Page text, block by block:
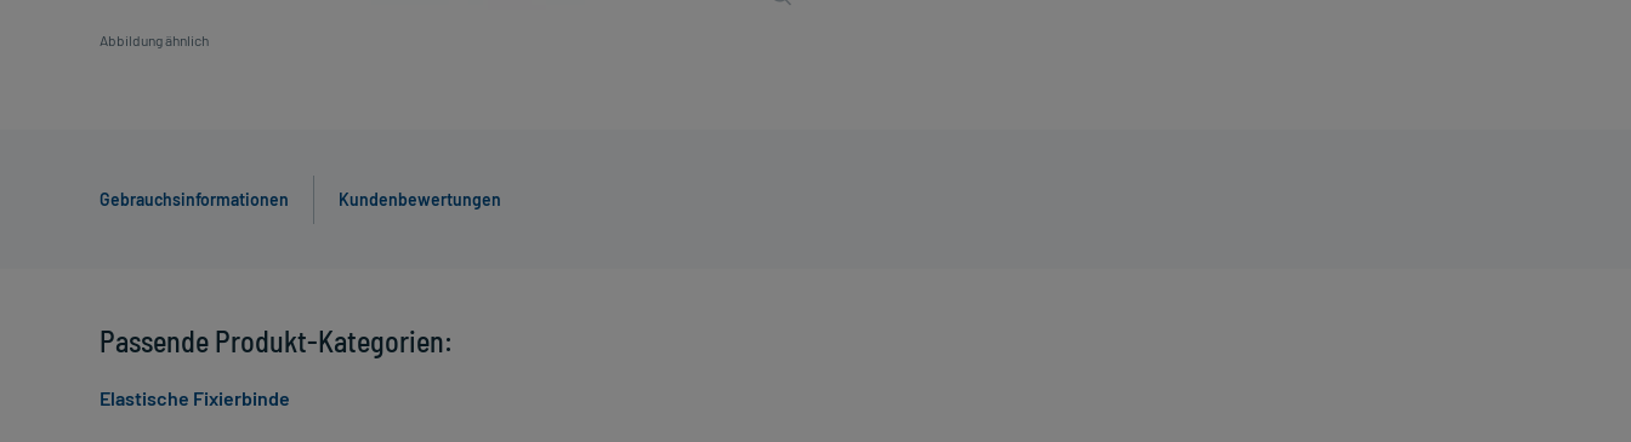
Abbildung ähnlich
Gebrauchsinformationen Kundenbewertungen
Passende Produkt-Kategorien:
Elastische Fixierbinde